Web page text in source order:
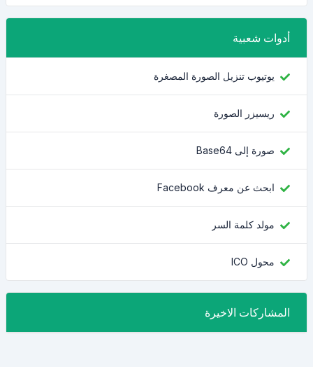
أدوات شعبية
يوتيوب تنزيل الصورة المصغرة
ريسيزر الصورة
صورة إلى Base64
ابحث عن معرف Facebook
مولد كلمة السر
محول ICO
المشاركات الاخيرة